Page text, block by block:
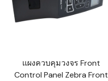
แผงควบคุมวงจร Front
Control Panel Zebra Front